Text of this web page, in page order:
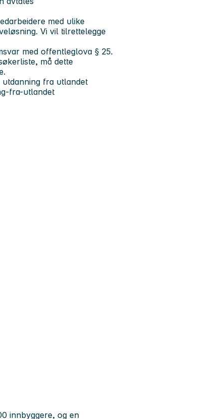
med ulike
Vi vil tilrettelegge
med offentleglova § 25.
må dette
fra utlandet
fra-utlandet
innbyggere, og en